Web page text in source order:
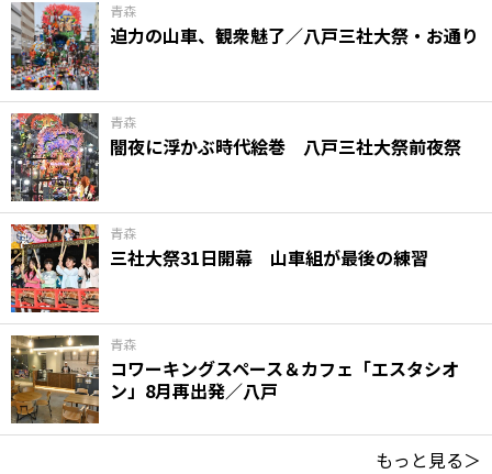
青森
迫力の山車、観衆魅了／八戸三社大祭・お通り
青森
闇夜に浮かぶ時代絵巻 八戸三社大祭前夜祭
青森
三社大祭31日開幕 山車組が最後の練習
青森
コワーキングスペース＆カフェ「エスタシオ
ン」8月再出発／八戸
もっと見る＞